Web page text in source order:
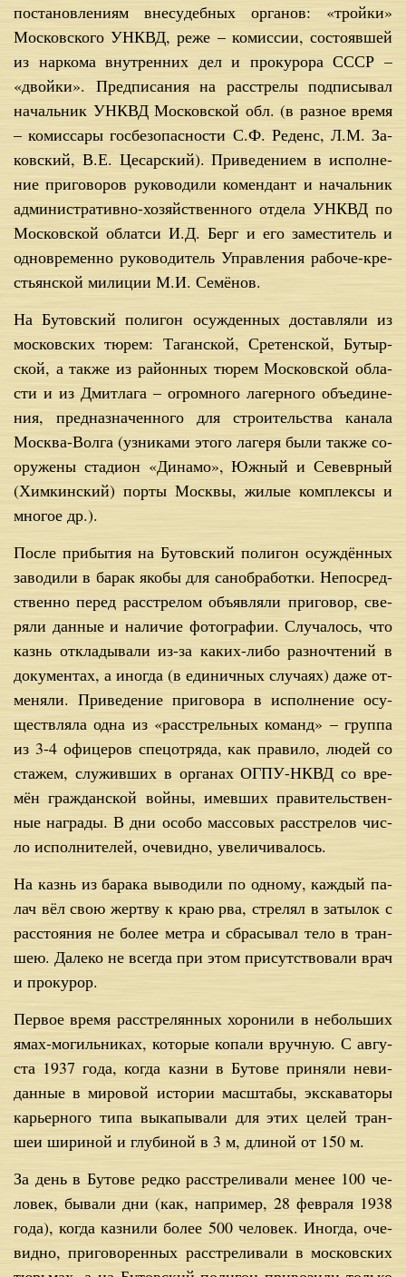
по­ста­нов­ле­ни­ям вне­су­деб­ных ор­га­нов: «трой­ки»
Мос­ков­ско­го УНКВД, ре­же – ко­мис­сии, со­сто­яв­шей
из нар­ко­ма внут­рен­них дел и про­ку­ро­ра СССР –
«двой­ки». Пред­пи­са­ния на рас­стре­лы под­пи­сы­вал
на­чаль­ник УНКВД Мос­ков­ской обл. (в раз­ное вре­мя
– ко­мис­са­ры гос­бе­зо­пас­но­сти С.Ф. Ре­денс, Л.М. За­
ков­ский, В.Е. Це­сар­ский). При­ве­де­ни­ем в ис­пол­не­
ние при­го­во­ров ру­ко­во­ди­ли ко­мен­дант и на­чаль­ник
адми­ни­стра­тив­но-хо­зяй­ствен­но­го от­де­ла УНКВД по
Мос­ков­ской об­лат­си И.Д. Берг и его за­ме­сти­тель и
од­новре­мен­но ру­ко­во­ди­тель Управ­ле­ния ра­бо­че-кре­
стьян­ской ми­ли­ции М.И. Се­мё­нов.
На Бу­тов­ский по­ли­гон осуж­ден­ных до­став­ля­ли из
мос­ков­ских тю­рем: Та­ган­ской, Сре­тен­ской, Бу­тыр­
ской, а так­же из рай­он­ных тю­рем Мос­ков­ской об­ла­
сти и из Дмит­ла­га – огром­но­го ла­гер­но­го объ­еди­не­
ния, пред­на­зна­чен­но­го для стро­и­тель­ства ка­на­ла
Москва-Вол­га (уз­ни­ка­ми это­го ла­ге­ря бы­ли так­же со­
ору­же­ны ста­ди­он «Ди­на­мо», Юж­ный и Се­вевр­ный
(Хим­кин­ский) пор­ты Моск­вы, жи­лые ком­плек­сы и
мно­гое др.).
По­сле при­бы­тия на Бу­тов­ский по­ли­гон осуж­дён­ных
за­во­ди­ли в ба­рак яко­бы для сан­об­ра­бот­ки. Непо­сред­
ствен­но пе­ред рас­стре­лом объ­яв­ля­ли при­го­вор, све­
ря­ли дан­ные и на­ли­чие фо­то­гра­фии. Слу­ча­лось, что
казнь от­кла­ды­ва­ли из-за ка­ких-ли­бо раз­но­чте­ний в
до­ку­мен­тах, а ино­гда (в еди­нич­ных слу­ча­ях) да­же от­
ме­ня­ли. При­ве­де­ние при­го­во­ра в ис­пол­не­ние осу­
ществ­ля­ла од­на из «рас­стрель­ных ко­манд» – груп­па
из 3-4 офи­це­ров спец­от­ря­да, как пра­ви­ло, лю­дей со
ста­жем, слу­жив­ших в ор­га­нах ОГПУ-НКВД со вре­
мён граж­дан­ской вой­ны, имев­ших пра­ви­тель­ствен­
ные на­гра­ды. В дни осо­бо мас­со­вых рас­стре­лов чис­
ло ис­пол­ни­те­лей, оче­вид­но, уве­ли­чи­ва­лось.
На казнь из ба­ра­ка вы­во­ди­ли по од­но­му, каж­дый па­
лач вёл свою жерт­ву к краю рва, стре­лял в за­ты­лок с
рас­сто­я­ния не бо­лее мет­ра и сбра­сы­вал те­ло в тран­
шею. Да­ле­ко не все­гда при этом при­сут­ство­ва­ли врач
и про­ку­рор.
Пер­вое вре­мя рас­стре­лян­ных хо­ро­ни­ли в неболь­ших
ямах-мо­гиль­ни­ках, ко­то­рые ко­па­ли вруч­ную. С ав­гу­
ста 1937 го­да, ко­гда каз­ни в Бу­то­ве при­ня­ли неви­
дан­ные в ми­ро­вой ис­то­рии мас­шта­бы, экс­ка­ва­то­ры
ка­рьер­но­го ти­па вы­ка­пы­ва­ли для этих це­лей тран­
шеи ши­ри­ной и глу­би­ной в 3 м, дли­ной от 150 м.
За день в Бу­то­ве ред­ко рас­стре­ли­ва­ли ме­нее 100 че­
ло­век, бы­ва­ли дни (как, на­при­мер, 28 фев­ра­ля 1938
го­да), ко­гда каз­ни­ли бо­лее 500 че­ло­век. Ино­гда, оче­
вид­но, при­го­во­рен­ных рас­стре­ли­ва­ли в мос­ков­ских